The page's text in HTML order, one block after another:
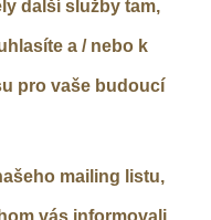
další služby tam,
a / nebo k
pro vaše budoucí
mailing listu,
vás informovali